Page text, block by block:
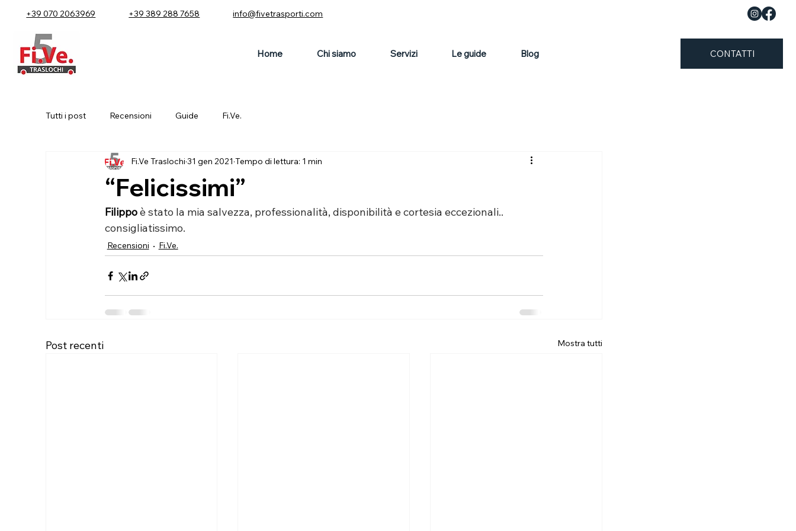
Home Chi siamo Servizi Le guide Blog CONTATTI
+39 070 2063969 info@fivetrasporti.com
+39 389 288 7658
Tutti i post Recensioni Guide Fi.Ve.
“Felicissimi”
Fi.Ve Traslochi 31 gen 2021 Tempo di lettura: 1 min
Filippo è stato la mia salvezza, professionalità, disponibilità e cortesia eccezionali..
consigliatissimo.
Recensioni Fi.Ve.
Post recenti Mostra tutti